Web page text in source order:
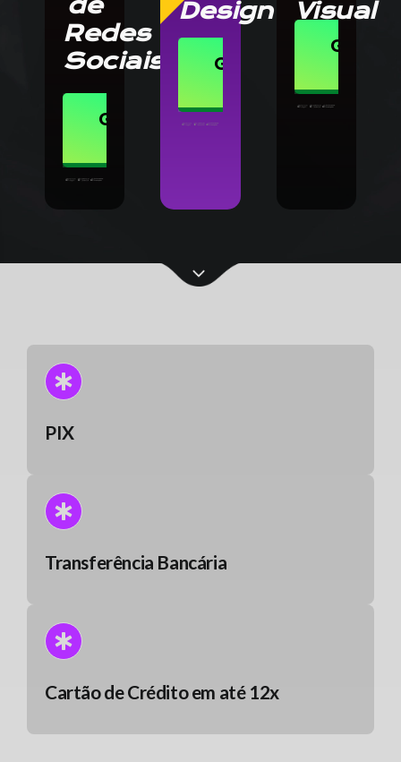
Redes
Sociais
GARANTIR
Design
GARANTIR
Visual
PIX
Transferência Bancária
Cartão de Crédito em até 12x